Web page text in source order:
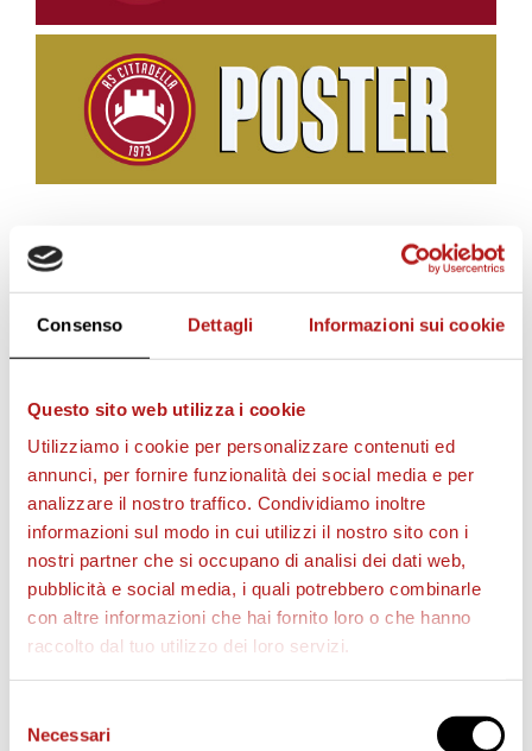
Consenso Dettagli Informazioni sui cookie
Questo sito web utilizza i cookie
Utilizziamo i cookie per personalizzare contenuti ed
annunci, per fornire funzionalità dei social media e per
analizzare il nostro traffico. Condividiamo inoltre
informazioni sul modo in cui utilizzi il nostro sito con i
nostri partner che si occupano di analisi dei dati web,
pubblicità e social media, i quali potrebbero combinarle
con altre informazioni che hai fornito loro o che hanno
raccolto dal tuo utilizzo dei loro servizi.
delNecessari
BIGLIETTI
AS CITTADELLA STORE